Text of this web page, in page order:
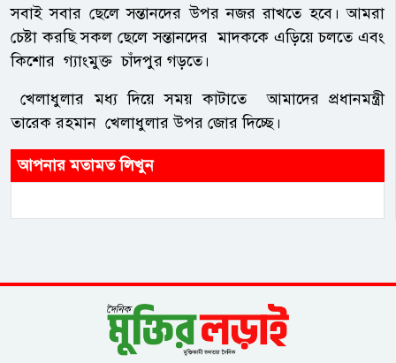
সবাই সবার ছেলে সন্তানদের উপর নজর রাখতে হবে। আমরা
চেষ্টা করছি সকল ছেলে সন্তানদের মাদককে এড়িয়ে চলতে এবং
কিশোর গ্যাংমুক্ত চাঁদপুর গড়তে।
খেলাধুলার মধ্য দিয়ে সময় কাটাতে আমাদের প্রধানমন্ত্রী
তারেক রহমান খেলাধুলার উপর জোর দিচ্ছে।
আপনার মতামত লিখুন